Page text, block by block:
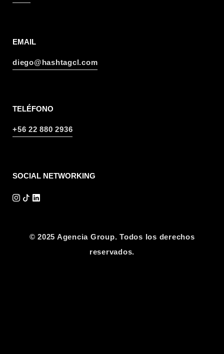
EMAIL
diego@hashtagcl.com
TELÉFONO
+56 22 880 2936
SOCIAL NETWORKING
© 2025 Agencia Group. Todos los derechos
reservados.